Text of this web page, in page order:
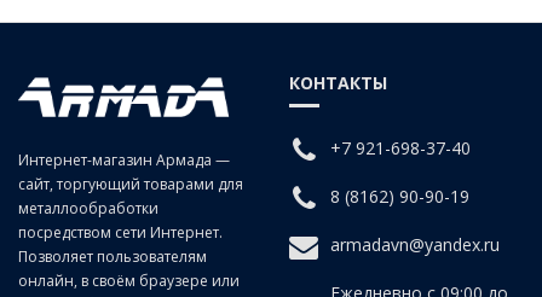
Интернет-магазин Армада —
сайт, торгующий товарами для
металлообработки
посредством сети Интернет.
Позволяет пользователям
онлайн, в своём браузере или
КОНТАКТЫ
+7 921-698-37-40
8 (8162) 90-90-19
armadavn@yandex.ru